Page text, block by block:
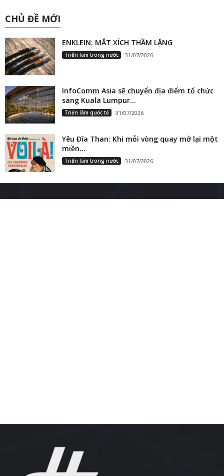
CHỦ ĐỀ MỚI
ENKLEIN: MẮT XÍCH THẦM LẶNG
Triển lãm trong nước 31/07/2026
InfoComm Asia sẽ chuyển địa điểm tổ chức
sang Kuala Lumpur...
Triển lãm quốc tế 31/07/2026
Yêu Đĩa Than: Khi mỗi vòng quay mở lại một
miền...
Triển lãm trong nước 31/07/2026